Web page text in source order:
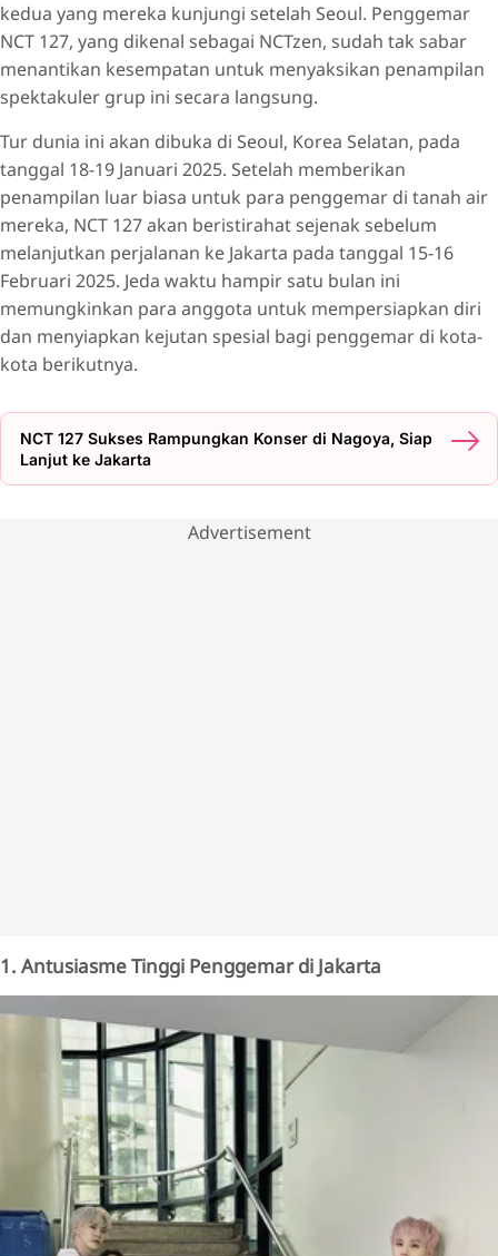
kedua yang mereka kunjungi setelah Seoul. Penggemar
NCT 127, yang dikenal sebagai NCTzen, sudah tak sabar
menantikan kesempatan untuk menyaksikan penampilan
spektakuler grup ini secara langsung.
Tur dunia ini akan dibuka di Seoul, Korea Selatan, pada
tanggal 18-19 Januari 2025. Setelah memberikan
penampilan luar biasa untuk para penggemar di tanah air
mereka, NCT 127 akan beristirahat sejenak sebelum
melanjutkan perjalanan ke Jakarta pada tanggal 15-16
Februari 2025. Jeda waktu hampir satu bulan ini
memungkinkan para anggota untuk mempersiapkan diri
dan menyiapkan kejutan spesial bagi penggemar di kota-
kota berikutnya.
NCT 127 Sukses Rampungkan Konser di Nagoya, Siap
Lanjut ke Jakarta
Advertisement
1. Antusiasme Tinggi Penggemar di Jakarta